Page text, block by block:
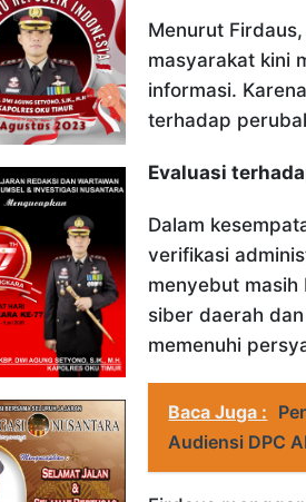
Menurut
masyarakat kini
informasi.
terhadap
Evaluasi
Dalam
verifikasi
menyebut masih
siber daerah
memenuhi
Baca Juga :
Audiensi DPC